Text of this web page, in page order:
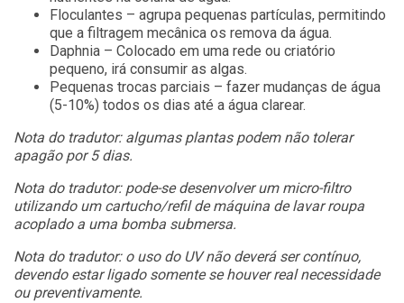
Floculantes – agrupa pequenas partículas, permitindo
que a filtragem mecânica os remova da água.
Daphnia – Colocado em uma rede ou criatório
pequeno, irá consumir as algas.
Pequenas trocas parciais – fazer mudanças de água
(5-10%) todos os dias até a água clarear.
Nota do tradutor: algumas plantas podem não tolerar
apagão por 5 dias.
Nota do tradutor: pode-se desenvolver um micro-filtro
utilizando um cartucho/refil de máquina de lavar roupa
acoplado a uma bomba submersa.
Nota do tradutor: o uso do UV não deverá ser contínuo,
devendo estar ligado somente se houver real necessidade
ou preventivamente.